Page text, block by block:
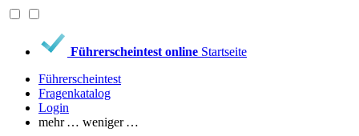
Führerscheintest online Startseite
Führerscheintest
Fragenkatalog
Login
mehr … weniger …